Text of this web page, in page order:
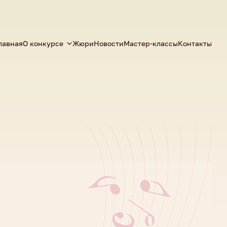
О конкурсе ЖюриНовостиМастер-классыКонтакты